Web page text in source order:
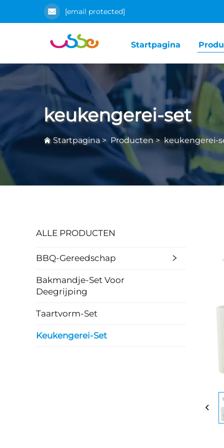
[email protected]
Startpagina
keukengerei-set
Startpagina > Producten> keukengerei-
ALLE PRODUCTEN
BBQ-Gereedschap
Bakmandje-Set Voor
Deegrijping
Taartvorm-Set
Keukengerei-Set